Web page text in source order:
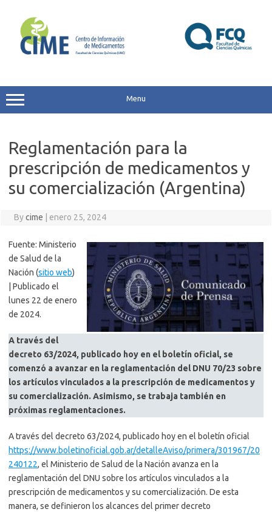
content
Menu
Reglamentación para la
prescripción de medicamentos y
su comercialización (Argentina)
Bycime enero 25, 2024
Fuente: Ministerio
de Salud de la
Nación (sitio web)
| Publicado el
lunes 22 de enero
de 2024.
A través del
decreto 63/2024, publicado hoy en el boletín oficial, se
comenzó a avanzar en la reglamentación del DNU 70/23 sobre
los artículos vinculados a la prescripción de medicamentos y
su comercialización. Asimismo, se trabaja también en
próximas reglamentaciones.
A través del decreto 63/2024, publicado hoy en el boletín oficial
https://www.boletinoficial.gob.ar/detalleAviso/primera/301967/20
240122, el Ministerio de Salud de la Nación avanza en la
reglamentación del DNU sobre los artículos vinculados a la
prescripción de medicamentos y su comercialización. De esta
manera, se definieron los alcances del primer decreto